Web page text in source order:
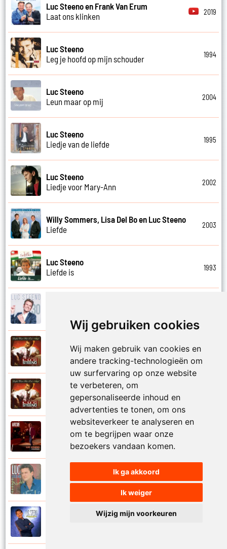
Wij gebruiken cookies
Wij maken gebruik van cookies en
andere tracking-technologieën om
uw surfervaring op onze website
te verbeteren, om
gepersonaliseerde inhoud en
advertenties te tonen, om ons
websiteverkeer te analyseren en
om te begrijpen waar onze
bezoekers vandaan komen.
Ik ga akkoord
Ik weiger
Wijzig mijn voorkeuren
Luc Steeno en Frank Van Erum
Laat ons klinken
2019
Luc Steeno
Leg je hoofd op mijn schouder
1994
Luc Steeno
Leun maar op mij
2004
Luc Steeno
Liedje van de liefde
1995
Luc Steeno
Liedje voor Mary-Ann
2002
Willy Sommers, Lisa Del Bo en Luc Steeno
Liefde
2003
Luc Steeno
Liefde is
1993
Luc Steeno
Liefde op het eerste zicht
Luc Steeno
Liefde wint het toch altijd
Luc Steeno
Maandag